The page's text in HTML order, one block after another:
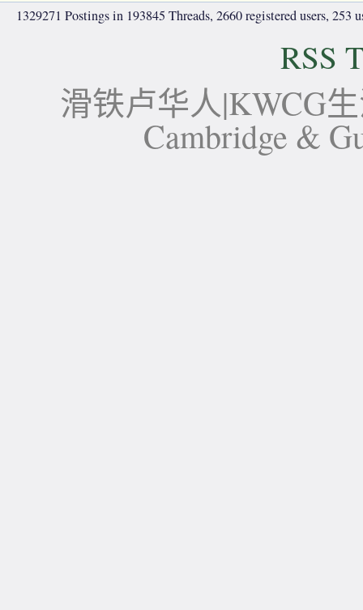
1329271 Postings in 193845 Threads, 2660 registered users, 253
RSS
滑铁卢华人|KWCG
Cambridge &